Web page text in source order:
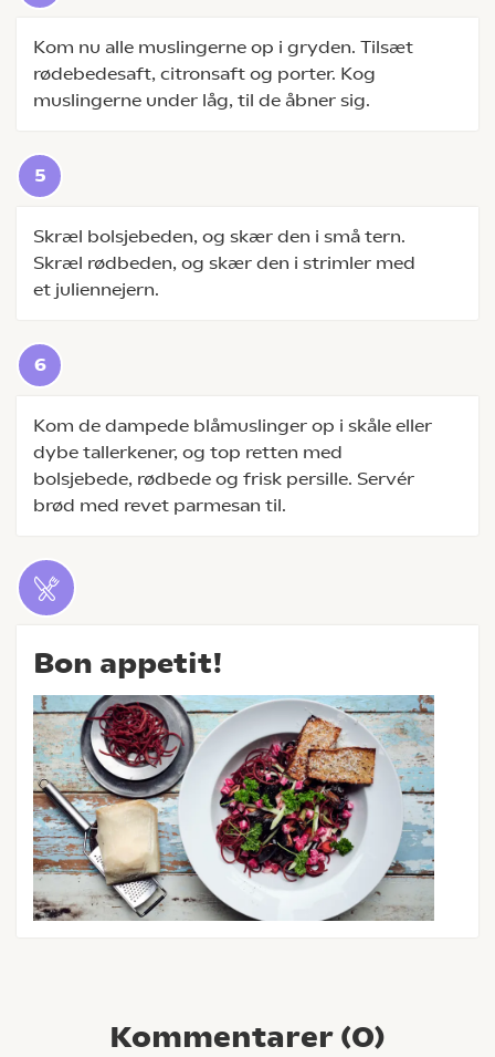
Kom nu alle muslingerne op i gryden. Tilsæt
rødebedesaft, citronsaft og porter. Kog
muslingerne under låg, til de åbner sig.
Skræl bolsjebeden, og skær den i små tern.
Skræl rødbeden, og skær den i strimler med
et juliennejern.
Kom de dampede blåmuslinger op i skåle eller
dybe tallerkener, og top retten med
bolsjebede, rødbede og frisk persille. Servér
brød med revet parmesan til.
Bon appetit!
Kommentarer (0)